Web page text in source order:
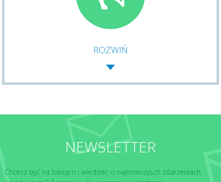
ROZWIŃ
NEWSLETTER
Chcesz być na bieżąco i wiedzieć o najnowszysch zdarzeniach